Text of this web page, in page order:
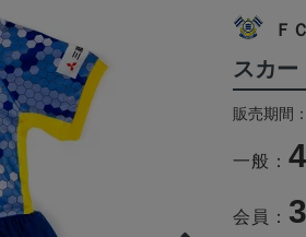
Ｆ
スカー
販売期間
一般：
会員：